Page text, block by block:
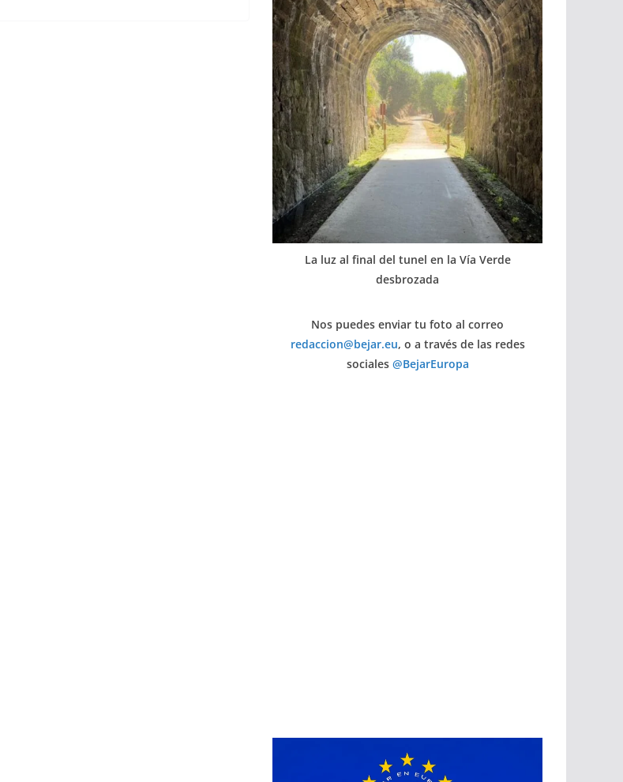
La luz al final del tunel en la Vía Verde
desbrozada
Nos puedes enviar tu foto al correo
redaccion@bejar.eu, o a través de las redes
sociales @BejarEuropa